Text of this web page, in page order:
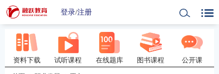
登录/注册
资料下载 试听课程 在线题库 图书课程 公开课